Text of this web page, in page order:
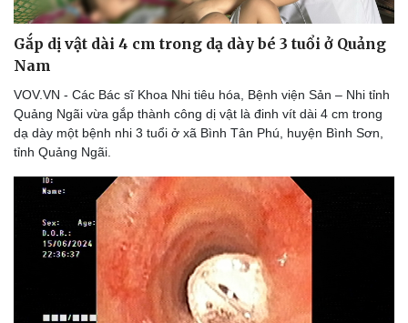
Gắp dị vật dài 4 cm trong dạ dày bé 3 tuổi ở Quảng
Nam
VOV.VN - Các Bác sĩ Khoa Nhi tiêu hóa, Bệnh viện Sản – Nhi tỉnh
Quảng Ngãi vừa gắp thành công dị vật là đinh vít dài 4 cm trong
dạ dày một bệnh nhi 3 tuổi ở xã Bình Tân Phú, huyện Bình Sơn,
tỉnh Quảng Ngãi.